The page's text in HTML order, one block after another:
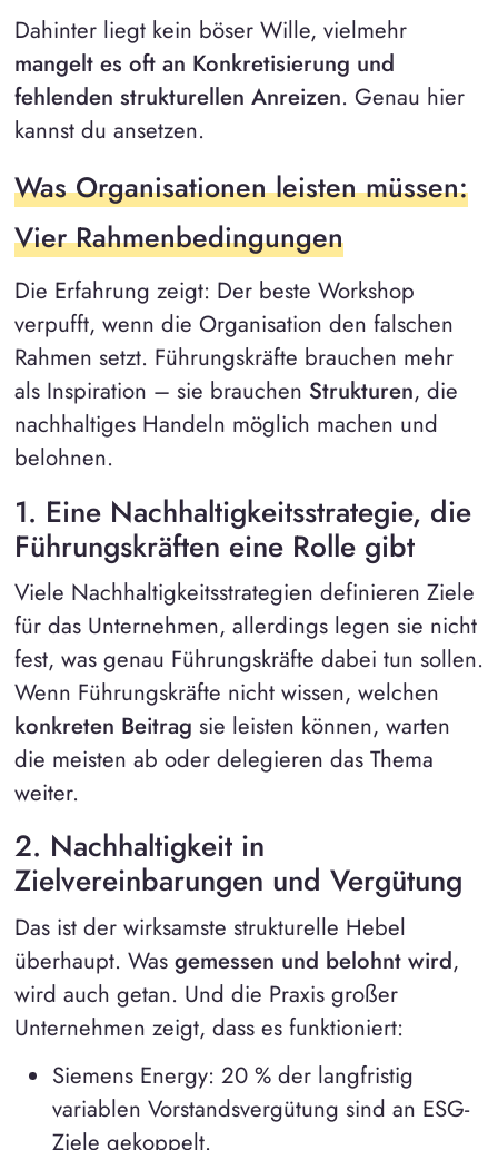
Dahinter liegt kein böser Wille, vielmehr
mangelt es oft an Konkretisierung und
fehlenden strukturellen Anreizen. Genau hier
kannst du ansetzen.
Was Organisationen leisten müssen:
Vier Rahmenbedingungen
Die Erfahrung zeigt: Der beste Workshop
verpufft, wenn die Organisation den falschen
Rahmen setzt. Führungskräfte brauchen mehr
als Inspiration – sie brauchen Strukturen, die
nachhaltiges Handeln möglich machen und
belohnen.
1. Eine Nachhaltigkeitsstrategie, die
Führungskräften eine Rolle gibt
Viele Nachhaltigkeitsstrategien definieren Ziele
für das Unternehmen, allerdings legen sie nicht
fest, was genau Führungskräfte dabei tun sollen.
Wenn Führungskräfte nicht wissen, welchen
konkreten Beitrag sie leisten können, warten
die meisten ab oder delegieren das Thema
weiter.
2. Nachhaltigkeit in
Zielvereinbarungen und Vergütung
Das ist der wirksamste strukturelle Hebel
überhaupt. Was gemessen und belohnt wird,
wird auch getan. Und die Praxis großer
Unternehmen zeigt, dass es funktioniert:
Siemens Energy: 20 % der langfristig
variablen Vorstandsvergütung sind an ESG-
Ziele gekoppelt.